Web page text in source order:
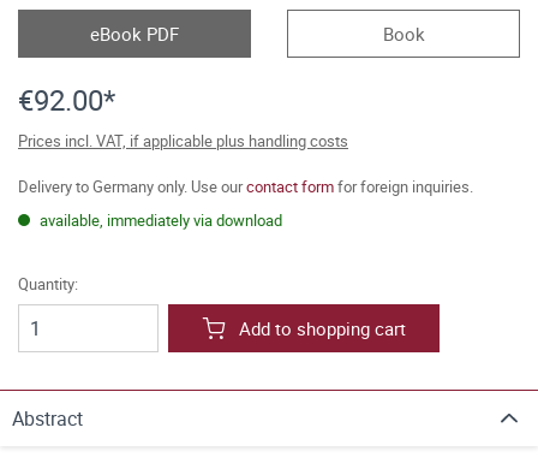
eBook PDF Book
€92.00*
Prices incl. VAT, if applicable plus handling costs
Delivery to Germany only. Use ourcontact formfor foreign inquiries.
available, immediately via download
Quantity:
Add to shopping cart
Abstract